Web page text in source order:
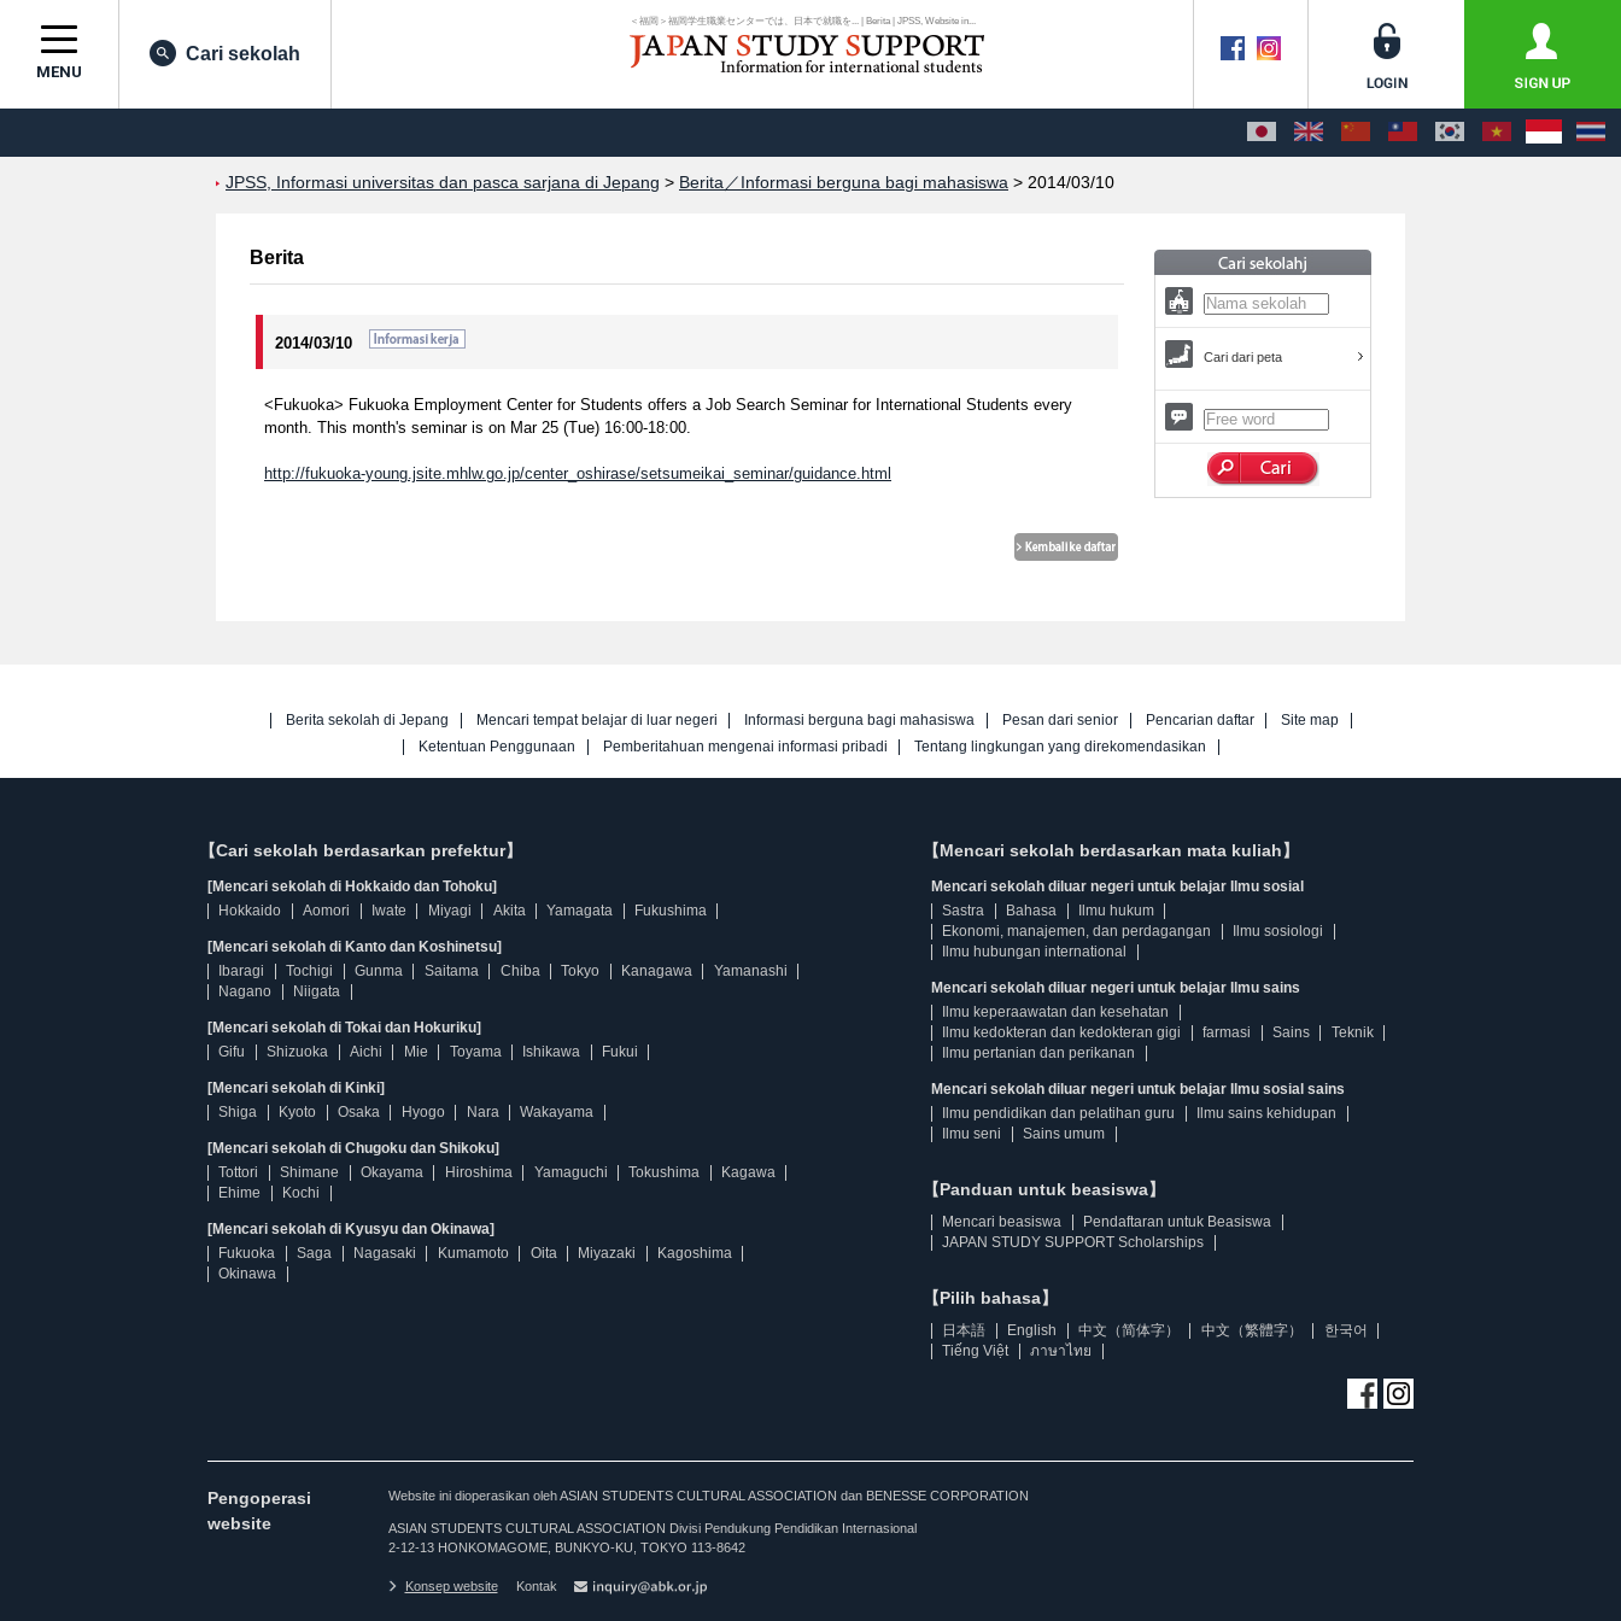
＜福岡＞福岡学生職業センターでは、日本で就職を... | Berita | JPSS, Website in...
MENU
Cari sekolah
JPSS, Informasi universitas dan pasca sarjana di Jepang > Berita／Informasi berguna bagi mahasiswa > 2014/03/10
Berita
2014/03/10
<Fukuoka> Fukuoka Employment Center for Students offers a Job Search Seminar for International Students every
month. This month's seminar is on Mar 25 (Tue) 16:00-18:00.
http://fukuoka-young.jsite.mhlw.go.jp/center_oshirase/setsumeikai_seminar/guidance.html
Cari dari peta
Berita sekolah di Jepang Mencari tempat belajar di luar negeri Informasi berguna bagi mahasiswa Pesan dari senior Pencarian daftar
Site map
Ketentuan Penggunaan
Pemberitahuan mengenai informasi pribadi Tentang lingkungan yang direkomendasikan
【Cari sekolah berdasarkan prefektur】
[Mencari sekolah di Hokkaido dan Tohoku]
Hokkaido
Aomori Iwate Miyagi Akita Yamagata Fukushima
[Mencari sekolah di Kanto dan Koshinetsu]
Ibaragi
Tochigi Gunma Saitama Chiba Tokyo Kanagawa
Yamanashi
Nagano
Niigata
[Mencari sekolah di Tokai dan Hokuriku]
Gifu
Shizuoka Aichi Mie Toyama Ishikawa Fukui
[Mencari sekolah di Kinki]
Shiga
Kyoto Osaka Hyogo Nara Wakayama
[Mencari sekolah di Chugoku dan Shikoku]
Tottori
Shimane Okayama Hiroshima Yamaguchi Tokushima
Kagawa
Ehime
Kochi
[Mencari sekolah di Kyusyu dan Okinawa]
Fukuoka
Saga Nagasaki Kumamoto Oita Miyazaki
Kagoshima
Okinawa
【Mencari sekolah berdasarkan mata kuliah】
Mencari sekolah diluar negeri untuk belajar Ilmu sosial
Sastra
Bahasa
Ilmu hukum
Ekonomi, manajemen, dan perdagangan
Ilmu sosiologi
Ilmu hubungan international
Mencari sekolah diluar negeri untuk belajar Ilmu sains
Ilmu keperaawatan dan kesehatan
Ilmu kedokteran dan kedokteran gigi
farmasi Sains
Teknik
Ilmu pertanian dan perikanan
Mencari sekolah diluar negeri untuk belajar Ilmu sosial sains
Ilmu pendidikan dan pelatihan guru
Ilmu sains kehidupan
Ilmu seni
Sains umum
【Panduan untuk beasiswa】
Mencari beasiswa
Pendaftaran untuk Beasiswa
JAPAN STUDY SUPPORT Scholarships
【Pilih bahasa】
日本語 English 中文（简体字） 中文（繁體字）
한국어
Tiếng Việt
ภาษาไทย
Pengoperasi
website
Website ini dioperasikan oleh ASIAN STUDENTS CULTURAL ASSOCIATION dan BENESSE CORPORATION
ASIAN STUDENTS CULTURAL ASSOCIATION Divisi Pendukung Pendidikan Internasional
2-12-13 HONKOMAGOME, BUNKYO-KU, TOKYO 113-8642
Konsep website Kontak